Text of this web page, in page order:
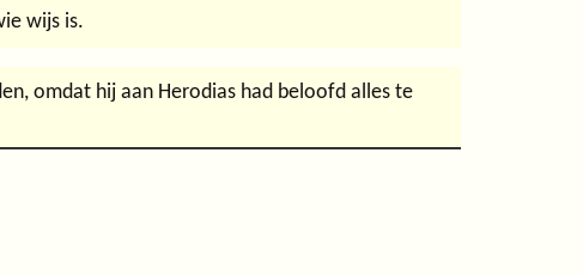
wijs is.
omdat hij aan Herodias had beloofd alles te